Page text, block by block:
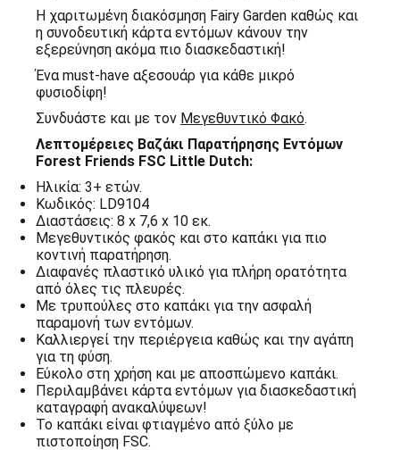
Η χαριτωμένη διακόσμηση Fairy Garden καθώς και
η συνοδευτική κάρτα εντόμων κάνουν την
εξερεύνηση ακόμα πιο διασκεδαστική!
Ένα must-have αξεσουάρ για κάθε μικρό
φυσιοδίφη!
Συνδυάστε και με τον Μεγεθυντικό Φακό.
Λεπτομέρειες Βαζάκι Παρατήρησης Εντόμων
Forest Friends FSC Little Dutch:
Ηλικία: 3+ ετών.
Κωδικός: LD9104
Διαστάσεις: 8 x 7,6 x 10 εκ.
Μεγεθυντικός φακός και στο καπάκι για πιο
κοντινή παρατήρηση.
Διαφανές πλαστικό υλικό για πλήρη ορατότητα
από όλες τις πλευρές.
Με τρυπούλες στο καπάκι για την ασφαλή
παραμονή των εντόμων.
Καλλιεργεί την περιέργεια καθώς και την αγάπη
για τη φύση.
Εύκολο στη χρήση και με αποσπώμενο καπάκι.
Περιλαμβάνει κάρτα εντόμων για διασκεδαστική
καταγραφή ανακαλύψεων!
Το καπάκι είναι φτιαγμένο από ξύλο με
πιστοποίηση FSC.